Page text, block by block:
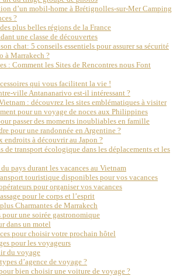
d’un mobil-home à Brétignolles-sur-Mer Camping
?
plus belles régions de la France
une classe de découvertes
chat: 5 conseils essentiels pour assurer sa sécurité
à Marrakech ?
: Comment les Sites de Rencontres nous Font
qui vous facilitent la vie !
ville Antananarivo est-il intéressant ?
: découvrez les sites emblématiques à visiter
pour un voyage de noces aux Philippines
passer des moments inoubliables en famille
pour une randonnée en Argentine ?
endroits à découvrir au Japon ?
de transport écologique dans les déplacements et les
pays durant les vacances au Vietnam
touristique disponibles pour vos vacances
pour organiser vos vacances
pour le corps et l’esprit
Charmantes de Marrakech
une soirée gastronomique
dans un motel
pour choisir votre prochain hôtel
pour les voyageurs
du voyage
d’agence de voyage ?
bien choisir une voiture de voyage ?